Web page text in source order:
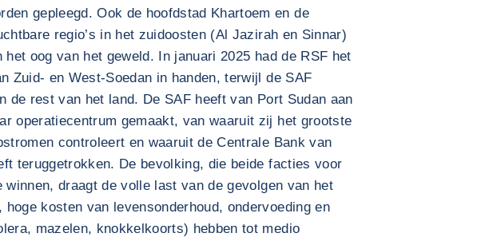
gepleegd. Ook de hoofdstad Khartoem en de
regio’s in het zuidoosten (Al Jazirah en Sinnar)
het oog van het geweld. In januari 2025 had de RSF het
Zuid- en West-Soedan in handen, terwijl de SAF
de rest van het land. De SAF heeft van Port Sudan aan
operatiecentrum gemaakt, van waaruit zij het grootste
controleert en waaruit de Centrale Bank van
teruggetrokken. De bevolking, die beide facties voor
winnen, draagt de volle last van de gevolgen van het
kosten van levensonderhoud, ondervoeding en
mazelen, knokkelkoorts) hebben tot medio